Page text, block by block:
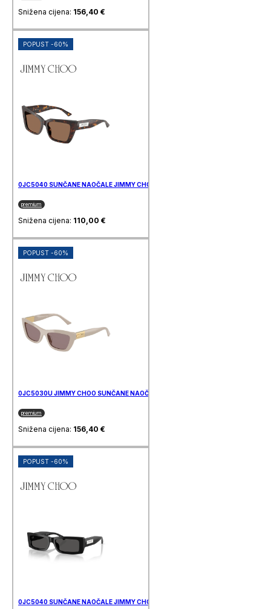
Snižena cijena: 156,40 €
POPUST -60%
0JC5040 SUNČANE NAOČALE JIMMY CHOO
premium
Snižena cijena: 110,00 €
POPUST -60%
0JC5030U JIMMY CHOO SUNČANE NAOČALE
premium
Snižena cijena: 156,40 €
POPUST -60%
0JC5040 SUNČANE NAOČALE JIMMY CHOO